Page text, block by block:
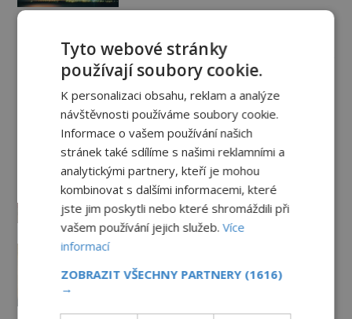
Záhady historie
Ayia Napa: Kyperské vodní
monstrum s mírumilovnou
povahou
7.8.2026 4.7TIS
Ztracený hrob svatého Mikuláše:
Tajná výprava, která odnesla
nejslavnější relikvii do Itálie
7.8.2026 2.1TIS
Relikvie, které putují Evropou a
dodnes budí úžas
Tyto webové stránky
používají soubory cookie.
K personalizaci obsahu, reklam a analýze
návštěvnosti používáme soubory cookie.
Informace o vašem používání našich
stránek také sdílíme s našimi reklamními a
analytickými partnery, kteří je mohou
kombinovat s dalšími informacemi, které
jste jim poskytli nebo které shromáždili při
vašem používání jejich služeb.Více
informací
ZOBRAZIT VŠECHNY PARTNERY (1616)
→